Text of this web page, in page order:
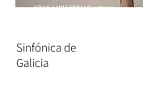
Sinfónica de
Galicia